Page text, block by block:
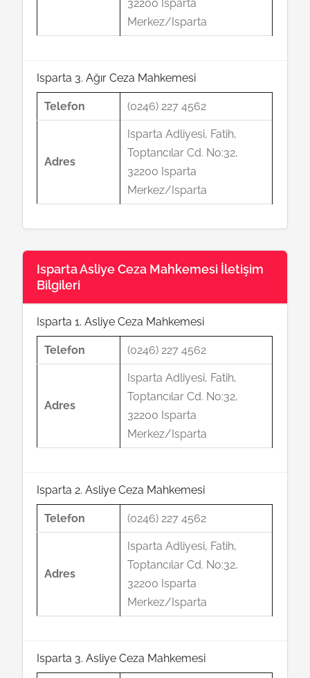
32200 Isparta
Merkez/Isparta
Isparta 3. Ağır Ceza Mahkemesi
Telefon (0246) 227 4562
Adres
Isparta Adliyesi, Fatih,
Toptancılar Cd. No:32,
32200 Isparta
Merkez/Isparta
Isparta Asliye Ceza Mahkemesi İletişim
Bilgileri
Isparta 1. Asliye Ceza Mahkemesi
Telefon (0246) 227 4562
Adres
Isparta Adliyesi, Fatih,
Toptancılar Cd. No:32,
32200 Isparta
Merkez/Isparta
Isparta 2. Asliye Ceza Mahkemesi
Telefon (0246) 227 4562
Adres
Isparta Adliyesi, Fatih,
Toptancılar Cd. No:32,
32200 Isparta
Merkez/Isparta
Isparta 3. Asliye Ceza Mahkemesi